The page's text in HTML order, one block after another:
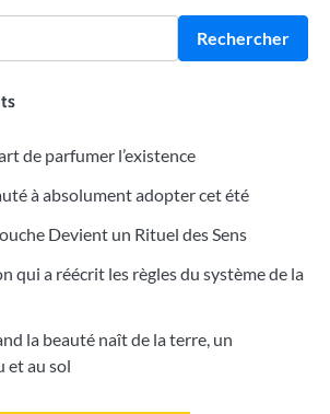
Rechercher
de parfumer l’existence
à absolument adopter cet été
Devient un Rituel des Sens
qui a réécrit les règles du système de la
la beauté naît de la terre, un
et au sol